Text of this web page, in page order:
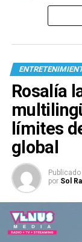
Rosalía
límites
global
Publicado
por Sol